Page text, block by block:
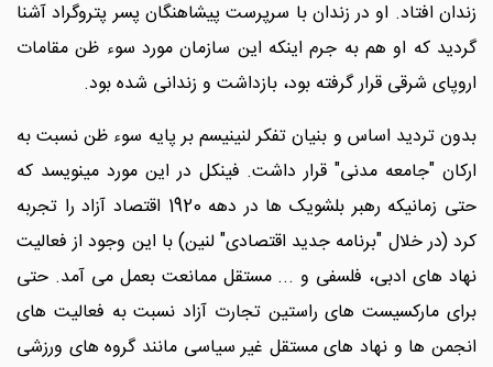
زندان افتاد. او در زندان با سرپرست پیشاهنگان پسر پتروگراد آشنا
گردید که او هم به جرم اینکه این سازمان مورد سوء ظن مقامات
اروپای شرقی قرار گرفته بود، بازداشت و زندانی شده بود.
بدون تردید اساس و بنیان تفکر لنینیسم بر پایه سوء ظن نسبت به
ارکان "جامعه مدنی" قرار داشت. فینکل در این مورد مینویسد که
حتی زمانیکه رهبر بلشویک ها در دهه 1920 اقتصاد آزاد را تجربه
کرد (در خلال "برنامه جدید اقتصادی" لنین) با این وجود از فعالیت
نهاد های ادبی، فلسفی و ... مستقل ممانعت بعمل می آمد. حتی
برای مارکسیست های راستین تجارت آزاد نسبت به فعالیت های
انجمن ها و نهاد های مستقل غیر سیاسی مانند گروه های ورزشی